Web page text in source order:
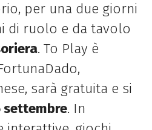
per una due giorni
di ruolo e da tavolo
. To Play è
sarà gratuita e si
settembre. In